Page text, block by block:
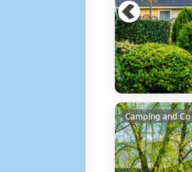
Camping and Co